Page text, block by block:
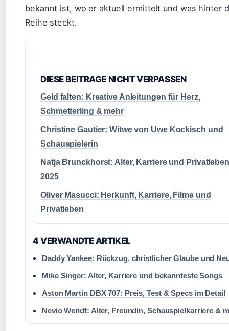
bekannt ist, wo er aktuell ermittelt und was hinter
Reihe steckt.
DIESE BEITRAGE NICHT VERPASSEN
Geld falten: Kreative Anleitungen für Herz,
Schmetterling & mehr
Christine Gautier: Witwe von Uwe Kockisch und
Schauspielerin
Natja Brunckhorst: Alter, Karriere und Privatleben
2025
Oliver Masucci: Herkunft, Karriere, Filme und
Privatleben
4 VERWANDTE ARTIKEL
Daddy Yankee: Rückzug, christlicher Glaube und
Mike Singer: Alter, Karriere und bekannteste Songs
Aston Martin DBX 707: Preis, Test & Specs im Detail
Nevio Wendt: Alter, Freundin, Schauspielkarriere &